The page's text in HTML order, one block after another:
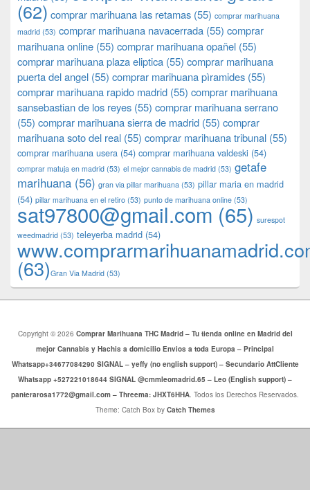
(62) comprar marihuana las retamas (55) comprar marihuana
madrid (53) comprar marihuana navacerrada (55) comprar
marihuana online (55) comprar marihuana opañel (55)
comprar marihuana plaza eliptica (55) comprar marihuana
puerta del angel (55) comprar marihuana pìramides (55)
comprar marihuana rapido madrid (55) comprar marihuana
sansebastian de los reyes (55) comprar marihuana serrano
(55) comprar marihuana sierra de madrid (55) comprar
marihuana soto del real (55) comprar marihuana tribunal (55)
comprar marihuana usera (54) comprar marihuana valdeski (54)
comprar matuja en madrid (53) el mejor cannabis de madrid (53) getafe
marihuana (56) gran via pillar marihuana (53) pillar maria en madrid
(54) pillar marihuana en el retiro (53) punto de marihuana online (53)
sat97800@gmail.com (65) surespot
weedmadrid (53) teleyerba madrid (54)
(63)​​Gran Via Madrid (53)
Copyright © 2026 Comprar Marihuana THC Madrid – Tu tienda online en Madrid del
mejor Cannabis y Hachis a domicilio Envios a toda Europa – Principal
Whatsapp+34677084290 SIGNAL – yeffy (no english support) – Secundario AttCliente
Whatsapp +527221018644 SIGNAL @cmmleomadrid.65 – Leo (English support) –
panterarosa1772@gmail.com – Threema: JHXT6HHA. Todos los Derechos Reservados.
Theme: Catch Box by Catch Themes